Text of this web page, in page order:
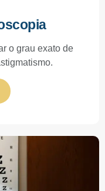
o grau exato de